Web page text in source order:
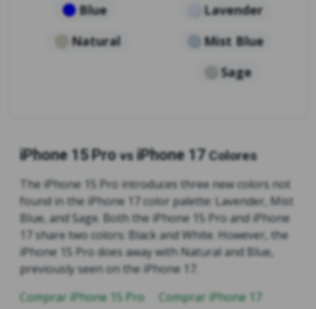
Blue
Natural
Lavender
Mist Blue
Sage
iPhone 15 Pro vs iPhone 17 Colores
The iPhone 15 Pro introduces three new colors not
found in the iPhone 17 color palette: Lavender, Mist
Blue, and Sage. Both the iPhone 15 Pro and iPhone
17 share two colors: Black and White. However, the
iPhone 15 Pro does away with Natural and Blue,
previously seen on the iPhone 17.
Comprar iPhone 15 Pro
Comprar iPhone 17